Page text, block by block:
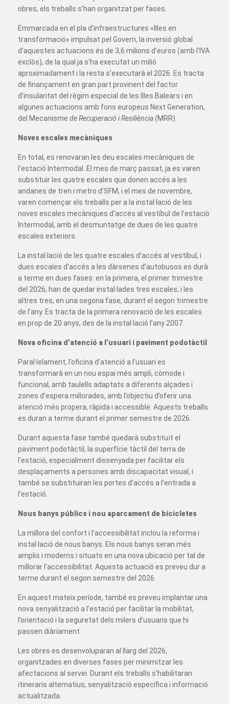
obres, els treballs s’han organitzat per fases.
Emmarcada en el pla d’infraestructures «Illes en
transformació» impulsat pel Govern, la inversió global
d’aquestes actuacions és de 3,6 milions d’euros (amb l’IVA
exclòs), de la qual ja s’ha executat un milió
aproximadament i la resta s’executarà el 2026. Es tracta
de finançament en gran part provinent del factor
d’insularitat del règim especial de les Illes Balears i en
algunes actuacions amb fons europeus Next Generation,
del Mecanisme de Recuperació i Resiliència(MRR).
Noves escales mecàniques
En total, es renovaran les deu escales mecàniques de
l’estació Intermodal. El mes de març passat, ja es varen
substituir les quatre escales que donen accés a les
andanes de tren i metro d’SFM; i el mes de novembre,
varen començar els treballs per a la instal·lació de les
noves escales mecàniques d’accés al vestíbul de l’estació
Intermodal, amb el desmuntatge de dues de les quatre
escales exteriors.
La instal·lació de les quatre escales d’accés al vestíbul, i
dues escales d’accés a les dàrsenes d’autobusos es durà
a terme en dues fases: en la primera, el primer trimestre
del 2026, han de quedar instal·lades tres escales; i les
altres tres, en una segona fase, durant el segon trimestre
de l'any. Es tracta de la primera renovació de les escales
en prop de 20 anys, des de la instal·lació l’any 2007.
Nova oficina d’atenció a l’usuari i paviment podotàctil
Paral·lelament, l’oficina d’atenció a l’usuari es
transformarà en un nou espai més ampli, còmode i
funcional, amb taulells adaptats a diferents alçades i
zones d’espera millorades, amb l’objectiu d’oferir una
atenció més propera, ràpida i accessible. Aquests treballs
es duran a terme durant el primer semestre de 2026.
Durant aquesta fase també quedarà substituït el
paviment podotàctil, la superfície tàctil del terra de
l’estació, especialment dissenyada per facilitar els
desplaçaments a persones amb discapacitat visual, i
també se substituiran les portes d’accés a l’entrada a
l’estació.
Nous banys públics i nou aparcament de bicicletes
La millora del confort i l’accessibilitat inclou la reforma i
instal·lació de nous banys. Els nous banys seran més
amplis i moderns i situats en una nova ubicació per tal de
millorar l’accessibilitat. Aquesta actuació es preveu dur a
terme durant el segon semestre del 2026.
En aquest mateix període, també es preveu implantar una
nova senyalització a l’estació per facilitar la mobilitat,
l’orientació i la seguretat dels milers d’usuaris que hi
passen diàriament.
Les obres es desenvoluparan al llarg del 2026,
organitzades en diverses fases per minimitzar les
afectacions al servei. Durant els treballs s'habilitaran
itineraris alternatius, senyalització específica i informació
actualitzada.